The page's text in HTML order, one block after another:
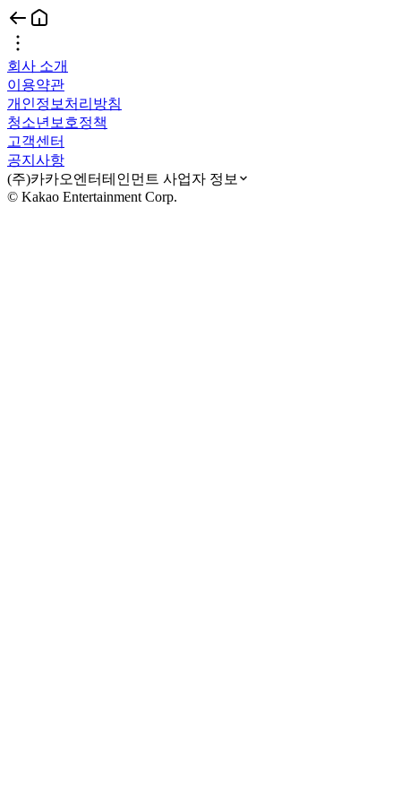
회사 소개
이용약관
개인정보처리방침
청소년보호정책
고객센터
공지사항
(주)카카오엔터테인먼트 사업자 정보
© Kakao Entertainment Corp.